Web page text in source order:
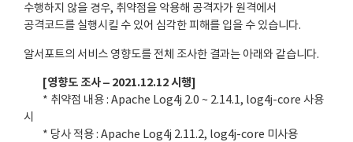
수행하지 않을 경우, 취약점을 악용해 공격자가 원격에서
공격코드를 실행시킬 수 있어 심각한 피해를 입을 수 있습니다.
알서포트의 서비스 영향도를 전체 조사한 결과는 아래와 같습니다.
[영향도 조사 – 2021.12.12 시행]
* 취약점 내용 : Apache Log4j 2.0 ~ 2.14.1, log4j-core 사용
시
* 당사 적용 : Apache Log4j 2.11.2, log4j-core 미사용